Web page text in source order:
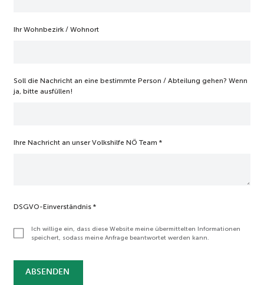
Ihr Wohnbezirk / Wohnort
Soll die Nachricht an eine bestimmte Person / Abteilung gehen? Wenn
ja, bitte ausfüllen!
Ihre Nachricht an unser Volkshilfe NÖ Team *
DSGVO-Einverständnis *
Ich willige ein, dass diese Website meine übermittelten Informationen
speichert, sodass meine Anfrage beantwortet werden kann.
ABSENDEN